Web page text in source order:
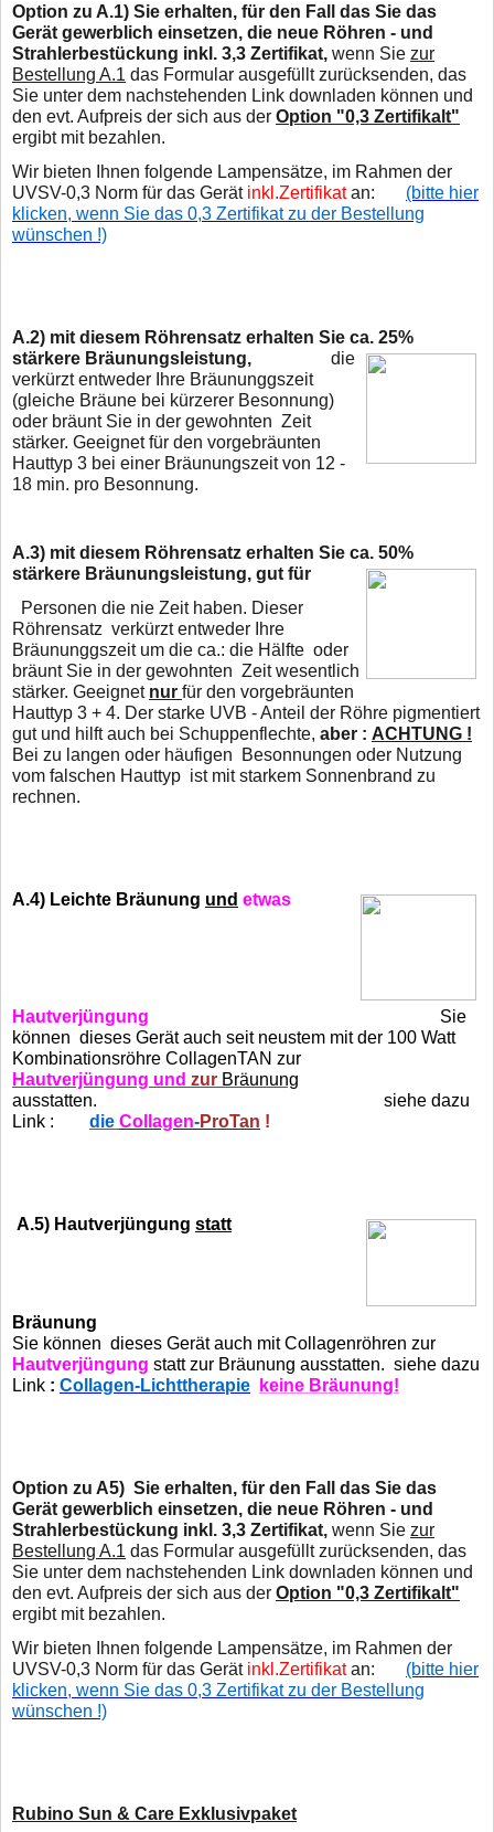
Option zu A.1) Sie erhalten, für den Fall das Sie das
Gerät gewerblich einsetzen, die neue Röhren - und
Strahlerbestückung inkl. 3,3 Zertifikat, wenn Sie zur
Bestellung A.1 das Formular ausgefüllt zurücksenden, das
Sie unter dem nachstehenden Link downladen können und
den evt. Aufpreis der sich aus der Option "0,3 Zertifikalt"
ergibt mit bezahlen.
Wir bieten Ihnen folgende Lampensätze, im Rahmen der
UVSV-0,3 Norm für das Gerät inkl.Zertifikatan: (bitte hier
klicken, wenn Sie das 0,3 Zertifikat zu der Bestellung
wünschen !)
A.2) mit diesem Röhrensatz erhalten Sie ca. 25%
stärkere Bräunungsleistung, die
verkürzt entweder Ihre Bräununggszeit
(gleiche Bräune bei kürzerer Besonnung)
oder bräunt Sie in der gewohnten Zeit
stärker. Geeignet für den vorgebräunten
Hauttyp 3 bei einer Bräunungszeit von 12 -
18 min. pro Besonnung.
A.3) mit diesem Röhrensatz erhalten Sie ca. 50%
stärkere Bräunungsleistung, gut für
Personen die nie Zeit haben. Dieser
Röhrensatz verkürzt entweder Ihre
Bräununggszeit um die ca.: die Hälfte oder
bräunt Sie in der gewohnten Zeit wesentlich
stärker. Geeignet nur für den vorgebräunten
Hauttyp 3 + 4. Der starke UVB - Anteil der Röhre pigmentiert
gut und hilft auch bei Schuppenflechte, aber : ACHTUNG !
Bei zu langen oder häufigen Besonnungen oder Nutzung
vom falschen Hauttyp ist mit starkem Sonnenbrand zu
rechnen.
A.4) Leichte Bräunung und etwas
Hautverjüngung
Sie
können dieses Gerät auch seit neustem mit der 100 Watt
Kombinationsröhre CollagenTAN zur
Hautverjüngung und zur Bräunung
ausstatten. siehe dazu
Link :
die Collagen-ProTan !
A.5) Hautverjüngung statt
Bräunung
Sie können dieses Gerät auch mit Collagenröhren zur
Hautverjüngung stattzur Bräunung ausstatten. siehe dazu
Link : Collagen-Lichttherapie keine Bräunung!
Option zu A5) Sie erhalten, für den Fall das Sie das
Gerät gewerblich einsetzen, die neue Röhren - und
Strahlerbestückung inkl. 3,3 Zertifikat, wenn Sie zur
Bestellung A.1 das Formular ausgefüllt zurücksenden, das
Sie unter dem nachstehenden Link downladen können und
den evt. Aufpreis der sich aus der Option "0,3 Zertifikalt"
ergibt mit bezahlen.
Wir bieten Ihnen folgende Lampensätze, im Rahmen der
UVSV-0,3 Norm für das Gerät inkl.Zertifikatan: (bitte hier
klicken, wenn Sie das 0,3 Zertifikat zu der Bestellung
wünschen !)
Rubino Sun & Care Exklusivpaket